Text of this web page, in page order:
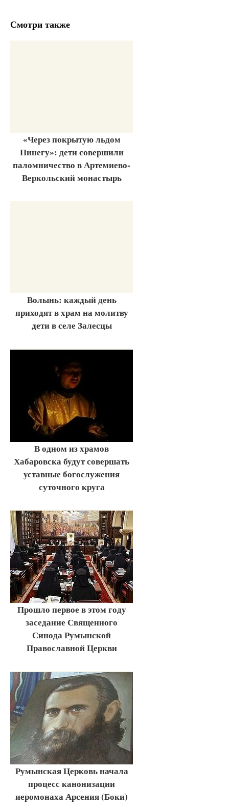
Смотри также
«Через покрытую льдом
Пинегу»: дети совершили
паломничество в Артемиево-
Веркольский монастырь
Волынь: каждый день
приходят в храм на молитву
дети в селе Залесцы
В одном из храмов
Хабаровска будут совершать
уставные богослужения
суточного круга
Прошло первое в этом году
заседание Священного
Синода Румынской
Православной Церкви
Румынская Церковь начала
процесс канонизации
иеромонаха Арсения (Боки)